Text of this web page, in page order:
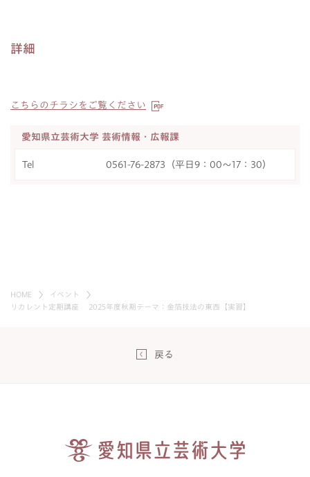
詳細
こちらのチラシをご覧ください
愛知県立芸術大学 芸術情報・広報課
Tel 0561-76-2873（平日9：00～17：30）
HOME
イベント
リカレント定期講座 2025年度秋期テーマ：金箔技法の東西【実習】
戻る